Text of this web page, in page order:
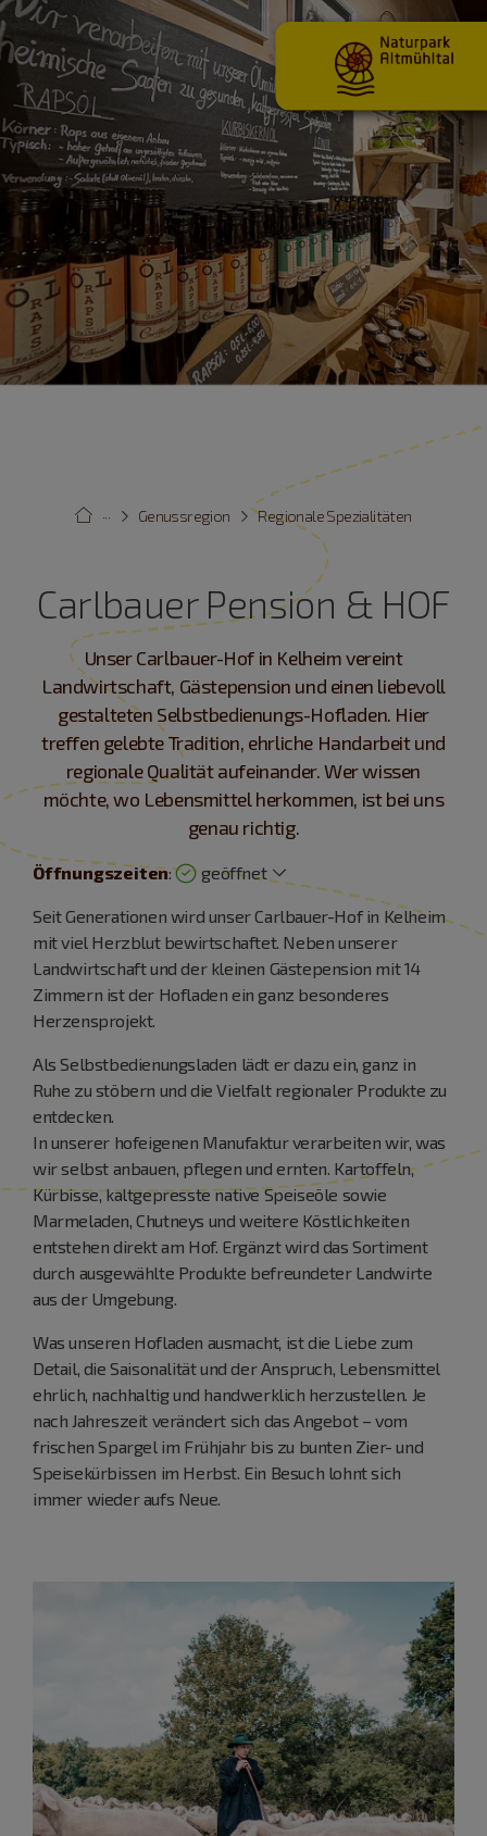
Regionale Spezialitäten
Genussregion
···
Carlbauer Pension & HOF
Unser Carlbauer-Hof in Kelheim vereint
Landwirtschaft, Gästepension und einen liebevoll
gestalteten Selbstbedienungs-Hofladen. Hier
treffen gelebte Tradition, ehrliche Handarbeit und
regionale Qualität aufeinander. Wer wissen
möchte, wo Lebensmittel herkommen, ist bei uns
genau richtig.
Öffnungszeiten: geöffnet
Seit Generationen wird unser Carlbauer-Hof in Kelheim
mit viel Herzblut bewirtschaftet. Neben unserer
Landwirtschaft und der kleinen Gästepension mit 14
Zimmern ist der Hofladen ein ganz besonderes
Herzensprojekt.
Als Selbstbedienungsladen lädt er dazu ein, ganz in
Ruhe zu stöbern und die Vielfalt regionaler Produkte zu
entdecken.
In unserer hofeigenen Manufaktur verarbeiten wir, was
wir selbst anbauen, pflegen und ernten. Kartoffeln,
Kürbisse, kaltgepresste native Speiseöle sowie
Marmeladen, Chutneys und weitere Köstlichkeiten
entstehen direkt am Hof. Ergänzt wird das Sortiment
durch ausgewählte Produkte befreundeter Landwirte
aus der Umgebung.
Was unseren Hofladen ausmacht, ist die Liebe zum
Detail, die Saisonalität und der Anspruch, Lebensmittel
ehrlich, nachhaltig und handwerklich herzustellen. Je
nach Jahreszeit verändert sich das Angebot – vom
frischen Spargel im Frühjahr bis zu bunten Zier- und
Speisekürbissen im Herbst. Ein Besuch lohnt sich
immer wieder aufs Neue.